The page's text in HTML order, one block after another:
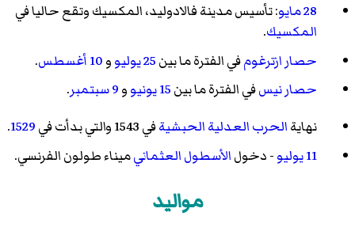
28 مايو
: تأسيس مدينةفالادوليد، المكسيكوتقع حاليا في
المكسيك.
حصار ازترغومفي الفترة ما بين25 يوليو و10 أغسطس
.
حصار نيسفي الفترة ما بين15 يونيو و9 سبتمبر
.
نهايةالحرب العدلية الحبشيةفي 1543 والتي بدأت في 1529
.
11 يوليو
- دخولالأسطول العثمانيميناء طولون الفرنسي.
مواليد